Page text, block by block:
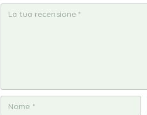
a e
su
5
e
su
5
e
su
5
e
su
5